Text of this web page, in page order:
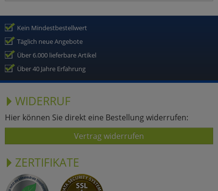
Kein Mindestbestellwert
Täglich neue Angebote
Über 6.000 lieferbare Artikel
Über 40 Jahre Erfahrung
WIDERRUF
Hier können Sie direkt eine Bestellung widerrufen:
Vertrag widerrufen
ZERTIFIKATE